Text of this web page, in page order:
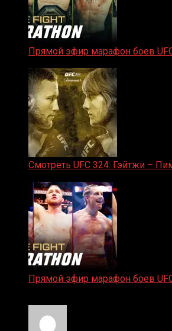
Прямой эфир марафон боев
Смотреть UFC 324: Гэйтжи –
Прямой эфир марафон боев